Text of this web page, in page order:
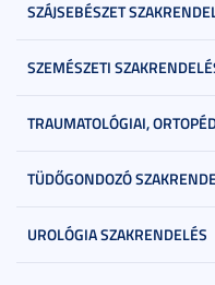
SZÁJSEBÉSZET
SZEMÉSZETI
TRAUMATOLÓGIAI,
TÜDŐGONDOZÓ
UROLÓGIA SZAKRENDELÉS